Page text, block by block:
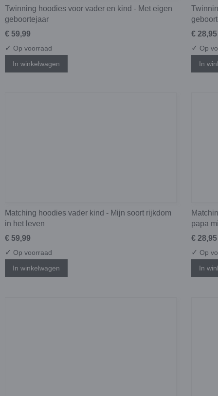
Twinning hoodies voor vader en kind - Met eigen
geboortejaar
€ 59,99
✓ Op voorraad
In winkelwagen
€ 28,95
✓ Op
In
Matching hoodies vader kind - Mijn soort rijkdom
in het leven
€ 59,99
✓ Op voorraad
In winkelwagen
papa
€ 28,95
✓ Op
In